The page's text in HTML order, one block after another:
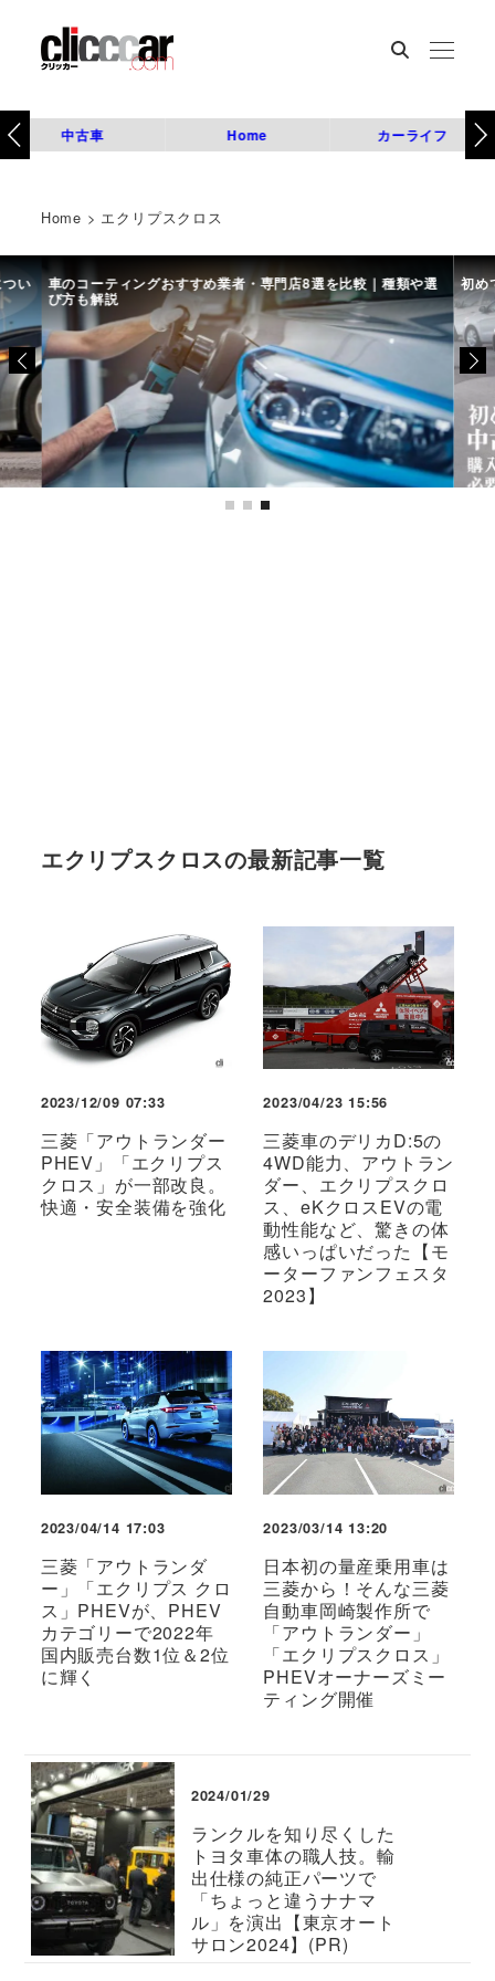
中古車 Home カーライフ
Home > エクリプスクロス
い 車のコーティングおすすめ業者・専門店8選を比較｜種類や選
び方も解説
初め
エクリプスクロスの最新記事一覧
2023/12/09 07:33
三菱「アウトランダー
PHEV」「エクリプス
クロス」が一部改良。
快適・安全装備を強化
2023/04/23 15:56
三菱車のデリカD:5の
4WD能力、アウトラン
ダー、エクリプスクロ
ス、eKクロスEVの電
動性能など、驚きの体
感いっぱいだった【モ
ーターファンフェスタ
2023】
2023/04/14 17:03
三菱「アウトランダ
ー」「エクリプス クロ
ス」PHEVが、PHEV
カテゴリーで2022年
国内販売台数1位＆2位
に輝く
2023/03/14 13:20
日本初の量産乗用車は
三菱から！そんな三菱
自動車岡崎製作所で
「アウトランダー」
「エクリプスクロス」
PHEVオーナーズミー
ティング開催
2024/01/29
ランクルを知り尽くした
トヨタ車体の職人技。輸
出仕様の純正パーツで
「ちょっと違うナナマ
ル」を演出【東京オート
サロン2024】(PR)